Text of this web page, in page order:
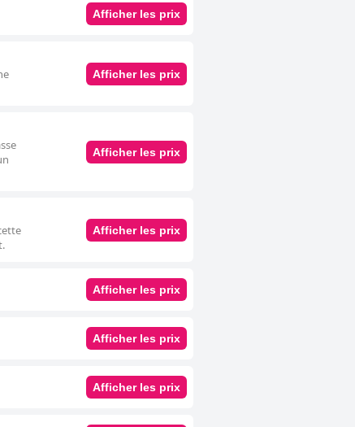
Afficher les prix
Afficher les prix
Afficher les prix
Afficher les prix
Afficher les prix
Afficher les prix
Afficher les prix